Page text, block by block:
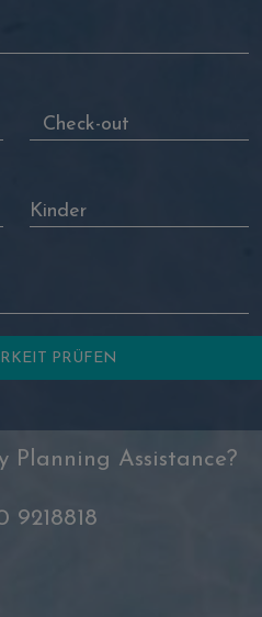
Planning Assistance?
9218818